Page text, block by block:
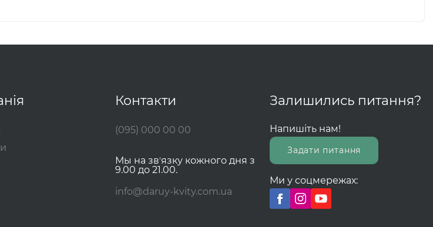
Контакти
(095) 000 00 00
Мы на звʼязку кожного дня з
9.00 до 21.00.
info@daruy-kvity.com.ua
Залишились питання?
Напишіть нам!
Задати питання
Ми у соцмережах: